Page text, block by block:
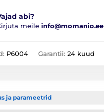
abi?
meile info@momanio.ee
P6004 Garantii: 24 kuud
ja parameetrid